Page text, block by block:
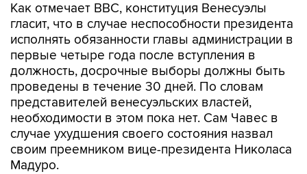
Как отмечает BBC, конституция Венесуэлы
гласит, что в случае неспособности президента
исполнять обязанности главы администрации в
первые четыре года после вступления в
должность, досрочные выборы должны быть
проведены в течение 30 дней. По словам
представителей венесуэльских властей,
необходимости в этом пока нет. Сам Чавес в
случае ухудшения своего состояния назвал
своим преемником вице-президента Николаса
Мадуро.